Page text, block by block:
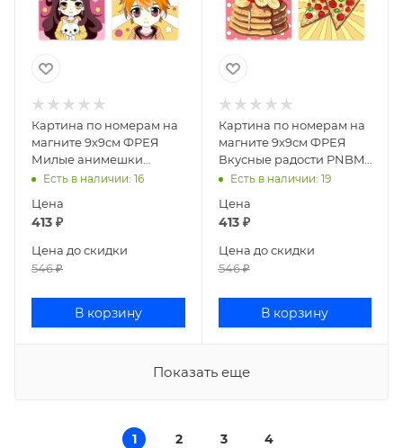
Картина по номерам на
магните 9х9см ФРЕЯ
Милые анимешки
PNBM-016
Есть в наличии: 16
Цена
413 ₽
Цена до скидки
546₽
В корзину
Картина по номерам на
магните 9х9см ФРЕЯ
Вкусные радости PNBM-
013Есть в наличии: 19
Цена
413₽
Цена до скидки
546₽
В корзину
Показать еще
1 2 3 4